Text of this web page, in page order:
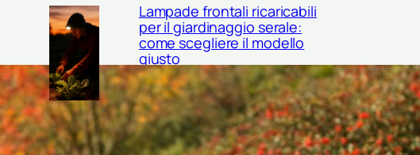
Lampade frontali ricaricabili
per il giardinaggio serale:
come scegliere il modello
giusto